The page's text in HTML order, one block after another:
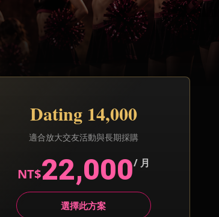
Dating 14,000
適合放大交友活動與長期採購
NT$22,000/ 月
選擇此方案